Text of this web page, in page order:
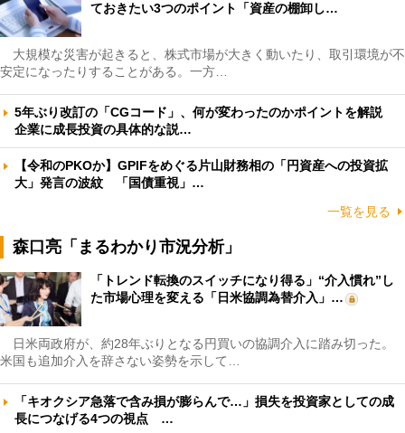
ておきたい3つのポイント「資産の棚卸し…
大規模な災害が起きると、株式市場が大きく動いたり、取引環境が不
安定になったりすることがある。一方…
5年ぶり改訂の「CGコード」、何が変わったのかポイントを解説
企業に成長投資の具体的な説…
【令和のPKOか】GPIFをめぐる片山財務相の「円資産への投資拡
大」発言の波紋 「国債重視」…
一覧を見る
森口亮「まるわかり市況分析」
「トレンド転換のスイッチになり得る」“介入慣れ”し
た市場心理を変える「日米協調為替介入」…
日米両政府が、約28年ぶりとなる円買いの協調介入に踏み切った。
米国も追加介入を辞さない姿勢を示して…
「キオクシア急落で含み損が膨らんで…」損失を投資家としての成
長につなげる4つの視点 …